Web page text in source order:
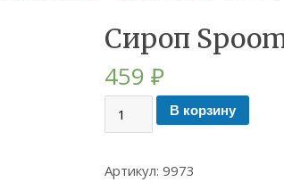
Сироп
459 ₽
В корзину
Артикул: 9973